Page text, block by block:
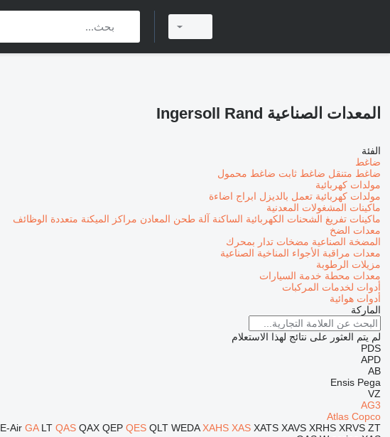
المعدات الصناعية Ingersoll Rand
الفئة
ضاغط
ضاغط متنقل ضاغط ثابت ضاغط محمول
مولدات كهربائية
مولدات كهربائية تعمل بالديزل ابراج اضاءة
ماكينات المشغولات المعدنية
ماكينات تفريغ الشحنات الكهربائية الساكنة آلة طحن المعادن مراكز الميكنة متعددة الوظائف
معدات الضخ
المضخة الصناعية مضخات تدار بمحرك
معدات مراقبة الأجواء المناخية الصناعية
مزيلات الرطوبة
معدات محطة خدمة السيارات
أدوات لخدمات المركبات
أدوات هوائية
الماركة
لم يتم العثور على نتائج لهذا الاستعلام
PDS
APD
AB
Ensis Pega
VZ
AG3
Atlas Copco
E-Air GA LT QAS QAX QEP QES QLT WEDA XAHS XAS XATS XAVS XRHS XRVS ZT